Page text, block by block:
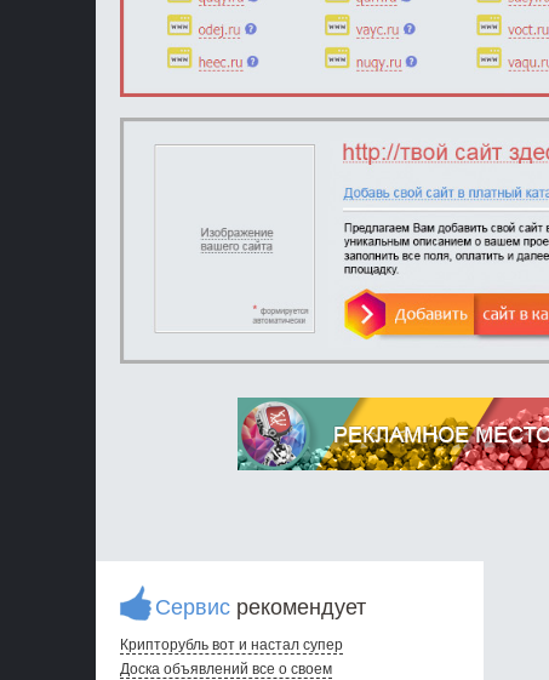
Сервис рекомендует
Крипторубль вот и настал супер
Доска объявлений вce о своем